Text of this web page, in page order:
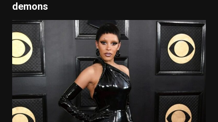
demons